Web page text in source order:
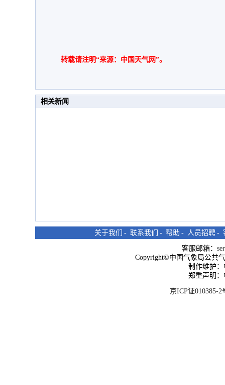
转载请注明“来源：中国天气网”。
相关新闻
关于我们 - 联系我们 - 帮助 - 人员招聘 -
客服邮箱：
Copyright©中国气象局公共
制作维护
郑重声明
京ICP证010385-2